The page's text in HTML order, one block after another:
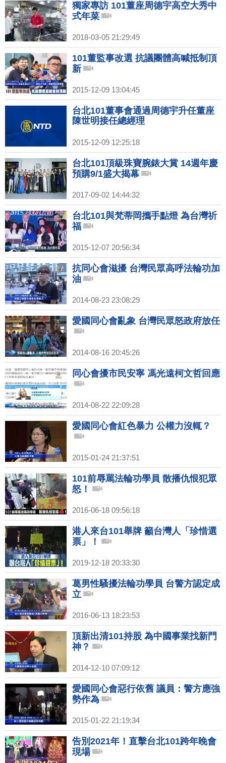
獨家專訪 101董座周德宇高空大秀中
式年菜
2018-03-05 21:29:49
101董監事改選 抗議團體高喊抵制頂
新
2015-12-09 13:04:45
台北101董事會通過周德宇升任董座
陳世明接任總經理
2015-12-09 12:25:18
台北101頂級珠寶腕錶大賞 14週年慶
預購9/1盛大揭幕
2017-09-02 14:44:32
台北101與梵蒂岡攜手點燈 為台灣祈
福
2015-12-07 20:56:34
抗同心會滋擾 台灣民眾高呼法輪功加
油
2014-08-23 23:08:29
愛國同心會亂象 台灣民眾怒政府放任
2014-08-16 20:45:26
同心會擾市民安寧 馮光遠柯文哲回應
2014-08-22 22:09:28
愛國同心會紅色暴力 公權力沒輒？
2015-01-24 21:37:51
101前辱罵法輪功學員 散播仇恨犯眾
怒！
2016-06-18 09:56:18
港人來台101舉牌 籲台灣人「珍惜選
票」！
2019-12-18 20:33:30
葛男性騷擾法輪功學員 台警方認定成
立
2016-06-13 18:23:53
頂新出清101持股 為中國事業找新門
神？
2014-12-10 07:09:12
愛國同心會惡行依舊 議員：警方應強
勢作為
2015-01-22 21:19:34
告別2021年！直擊台北101跨年晚會
現場